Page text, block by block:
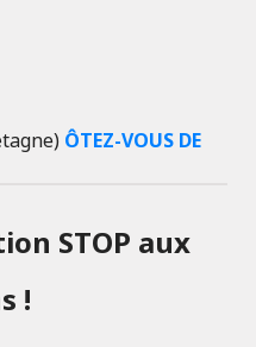
ÔTEZ-VOUS DE
STOP aux
!